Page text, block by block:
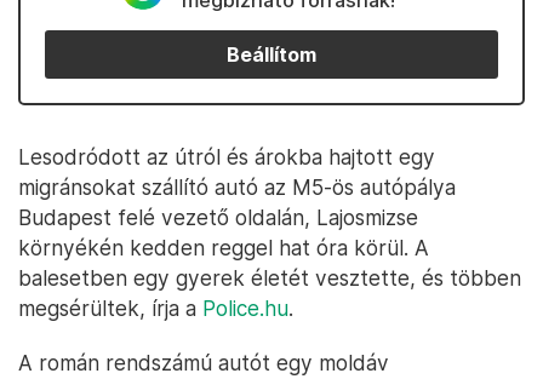
Beállítom
Lesodródott az útról és árokba hajtott egy
migránsokat szállító autó az M5-ös autópálya
Budapest felé vezető oldalán, Lajosmizse
környékén kedden reggel hat óra körül. A
balesetben egy gyerek életét vesztette, és többen
megsérültek, írja a Police.hu.
A román rendszámú autót egy moldáv